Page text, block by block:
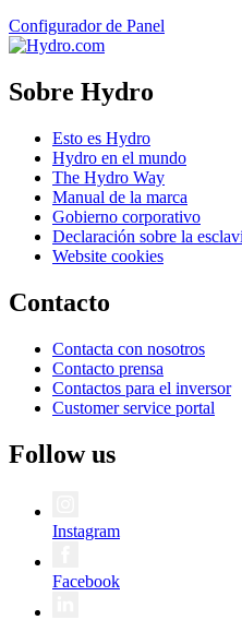
Configurador de Panel
Sobre Hydro
Esto es Hydro
Hydro en el mundo
The Hydro Way
Manual de la marca
Gobierno corporativo
Declaración sobre la
Website cookies
Contacto
Contacta con nosotros
Contacto prensa
Contactos para el inversor
Customer service portal
Follow us
Instagram
Facebook